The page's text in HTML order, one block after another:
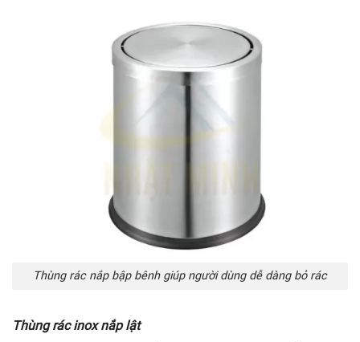
Thùng rác nắp bập bênh giúp người dùng dễ dàng bỏ rác
Thùng rác inox nắp lật